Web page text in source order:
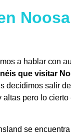
a hablar con
que visitar
decidimos salir
pero lo
se